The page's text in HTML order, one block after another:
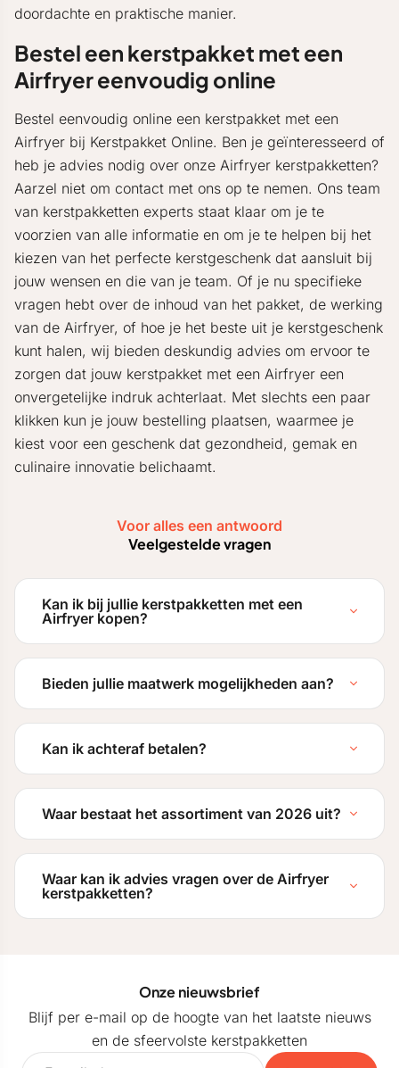
doordachte en praktische manier.
Bestel een kerstpakket met een
Airfryer eenvoudig online
Bestel eenvoudig online een kerstpakket met een
Airfryer bij Kerstpakket Online. Ben je geïnteresseerd of
heb je advies nodig over onze Airfryer kerstpakketten?
Aarzel niet om contact met ons op te nemen. Ons team
van kerstpakketten experts staat klaar om je te
voorzien van alle informatie en om je te helpen bij het
kiezen van het perfecte kerstgeschenk dat aansluit bij
jouw wensen en die van je team. Of je nu specifieke
vragen hebt over de inhoud van het pakket, de werking
van de Airfryer, of hoe je het beste uit je kerstgeschenk
kunt halen, wij bieden deskundig advies om ervoor te
zorgen dat jouw kerstpakket met een Airfryer een
onvergetelijke indruk achterlaat. Met slechts een paar
klikken kun je jouw bestelling plaatsen, waarmee je
kiest voor een geschenk dat gezondheid, gemak en
culinaire innovatie belichaamt.
Voor alles een antwoord
Veelgestelde vragen
Kan ik bij jullie kerstpakketten met een
Airfryer kopen?
Bieden jullie maatwerk mogelijkheden aan?
Kan ik achteraf betalen?
Waar bestaat het assortiment van 2026 uit?
Waar kan ik advies vragen over de Airfryer
kerstpakketten?
Onze nieuwsbrief
Blijf per e-mail op de hoogte van het laatste nieuws
en de sfeervolste kerstpakketten